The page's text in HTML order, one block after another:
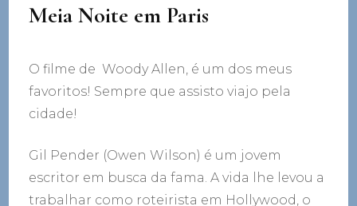
Meia Noite em Paris
O filme de Woody Allen, é um dos meus
favoritos! Sempre que assisto viajo pela
cidade!
Gil Pender (Owen Wilson) é um jovem
escritor em busca da fama. A vida lhe levou a
trabalhar como roteirista em Hollywood, o